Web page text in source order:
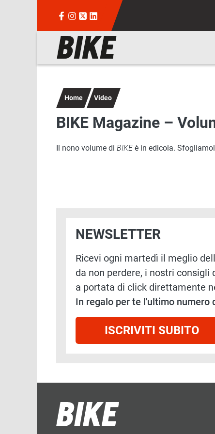
Navigazione principale
Home Video
BIKE Magazine –
Il nono volume di BIKEè in edicola.
NEWSLETTER
Ricevi ogni martedì il meglio
da non perdere, i nostri
a portata di click direttamente
In regalo per te l'ultimo numero
ISCRIVITI SUBITO